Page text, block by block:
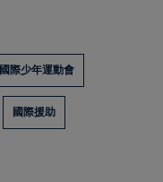
國際少年運動會
國際援助